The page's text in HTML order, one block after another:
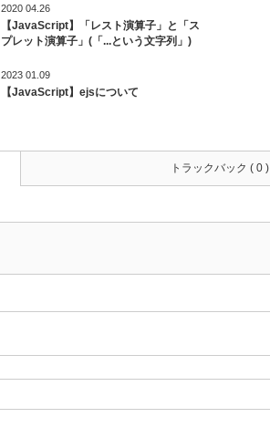
2020 04.26
【JavaScript】「レスト演算子」と「ス
プレット演算子」(「...という文字列」)
2023 01.09
【JavaScript】ejsについて
トラックバック ( 0 )